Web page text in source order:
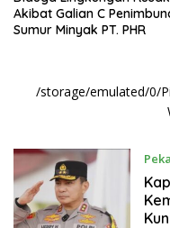
Akibat Galian C
Sumur Minyak PT. PHR
/storage/emulated/0/